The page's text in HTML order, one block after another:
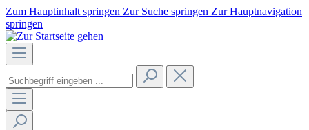
Zum Hauptinhalt springen Zur Suche springen Zur Hauptnavigation
springen